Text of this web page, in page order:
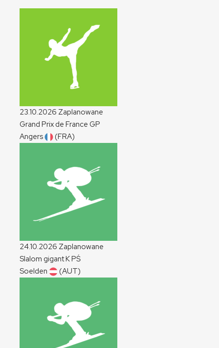
23.10.2026 Zaplanowane
Grand Prix de France GP
Angers
(FRA)
24.10.2026 Zaplanowane
Slalom gigantKPŚ
Soelden
(AUT)